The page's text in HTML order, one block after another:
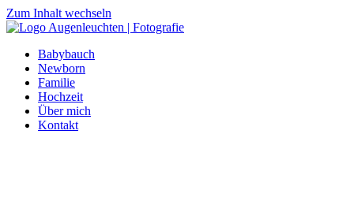
Zum Inhalt wechseln
Babybauch
Newborn
Familie
Hochzeit
Über mich
Kontakt